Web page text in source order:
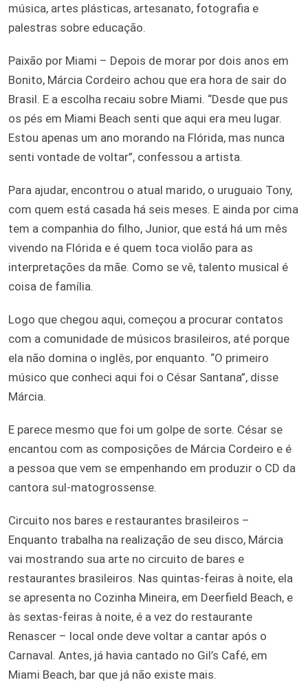
música, artes plásticas, artesanato, fotografia e
palestras sobre educação.
Paixão por Miami – Depois de morar por dois anos em
Bonito, Márcia Cordeiro achou que era hora de sair do
Brasil. E a escolha recaiu sobre Miami. “Desde que pus
os pés em Miami Beach senti que aqui era meu lugar.
Estou apenas um ano morando na Flórida, mas nunca
senti vontade de voltar”, confessou a artista.
Para ajudar, encontrou o atual marido, o uruguaio Tony,
com quem está casada há seis meses. E ainda por cima
tem a companhia do filho, Junior, que está há um mês
vivendo na Flórida e é quem toca violão para as
interpretações da mãe. Como se vê, talento musical é
coisa de família.
Logo que chegou aqui, começou a procurar contatos
com a comunidade de músicos brasileiros, até porque
ela não domina o inglês, por enquanto. “O primeiro
músico que conheci aqui foi o César Santana”, disse
Márcia.
E parece mesmo que foi um golpe de sorte. César se
encantou com as composições de Márcia Cordeiro e é
a pessoa que vem se empenhando em produzir o CD da
cantora sul-matogrossense.
Circuito nos bares e restaurantes brasileiros –
Enquanto trabalha na realização de seu disco, Márcia
vai mostrando sua arte no circuito de bares e
restaurantes brasileiros. Nas quintas-feiras à noite, ela
se apresenta no Cozinha Mineira, em Deerfield Beach, e
às sextas-feiras à noite, é a vez do restaurante
Renascer – local onde deve voltar a cantar após o
Carnaval. Antes, já havia cantado no Gil’s Café, em
Miami Beach, bar que já não existe mais.